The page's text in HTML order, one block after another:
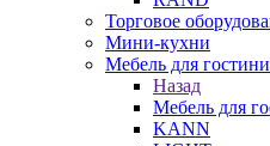
Торговое
Мини-кухни
Мебель для
Назад
Мебель для
KANN